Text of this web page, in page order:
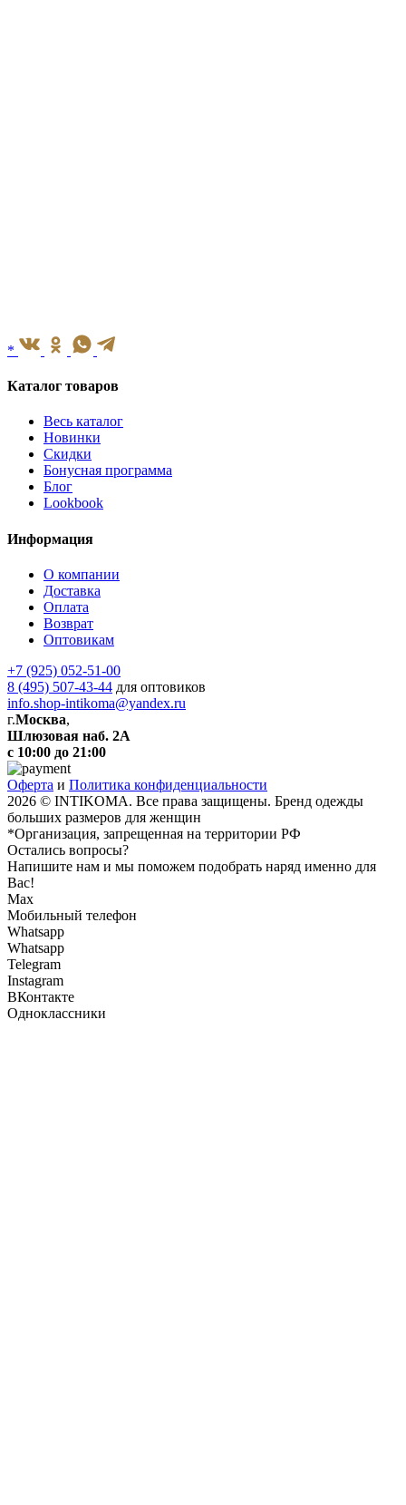
*
Каталог товаров
Весь каталог
Новинки
Скидки
Бонусная программа
Блог
Lookbook
Информация
О компании
Доставка
Оплата
Возврат
Оптовикам
+7 (925) 052-51-00
8 (495) 507-43-44 для оптовиков
info.shop-intikoma@yandex.ru
г.Москва,
Шлюзовая наб. 2А
с 10:00 до 21:00
Оферта и Политика конфиденциальности
2026 © INTIKOMA. Все права защищены. Бренд одежды
больших размеров для женщин
*Организация, запрещенная на территории РФ
Остались вопросы?
Напишите нам и мы поможем подобрать наряд именно для
Вас!
Max
Мобильный телефон
Whatsapp
Whatsapp
Telegram
Instagram
ВКонтакте
Одноклассники